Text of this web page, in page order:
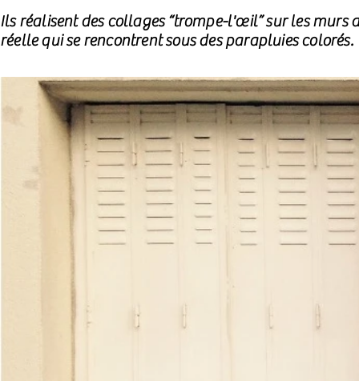
Ils réalisent des collages “trompe-l'œil” sur les murs
réelle qui se rencontrent sous des parapluies colorés.